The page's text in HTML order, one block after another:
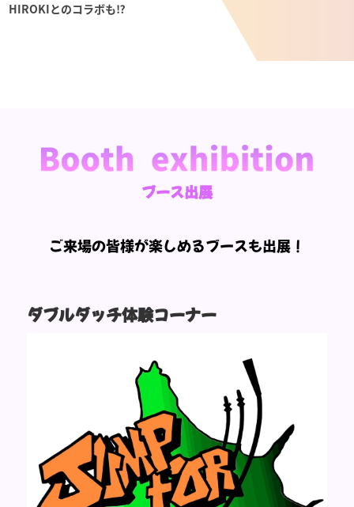
HIROKIとのコラボも⁉
ブース出展
ご来場の皆様が楽しめるブースも出展！
ダブルダッチ体験コーナー